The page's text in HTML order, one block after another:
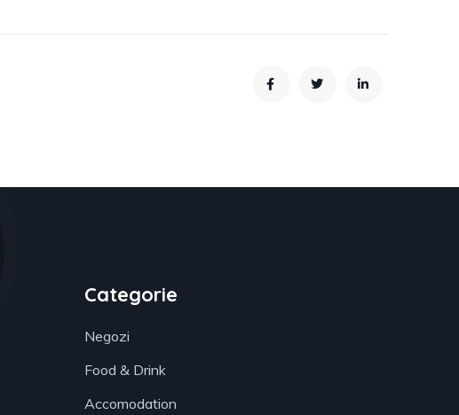
Categorie
Negozi
Food & Drink
Accomodation